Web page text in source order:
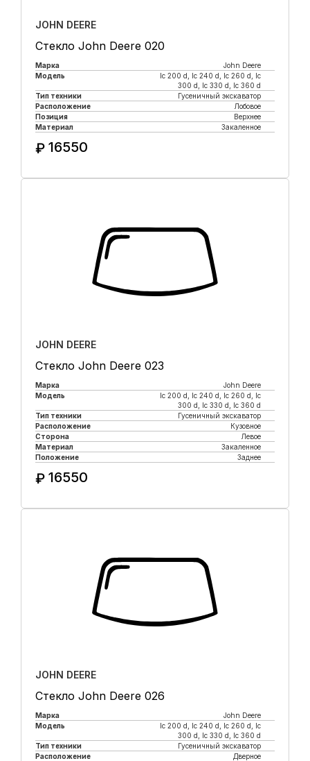
JOHN DEERE
Стекло John Deere 020
Марка
John Deere
Модель
lc 200 d, lc 240 d, lc 260 d, lc
300 d, lc 330 d, lc 360 d
Тип техники
Гусеничный экскаватор
Расположение
Лобовое
Позиция
Верхнее
Материал
Закаленное
₽ 16550
JOHN DEERE
Стекло John Deere 023
Марка
John Deere
Модель
lc 200 d, lc 240 d, lc 260 d, lc
300 d, lc 330 d, lc 360 d
Тип техники
Гусеничный экскаватор
Расположение
Кузовное
Сторона
Левое
Материал
Закаленное
Положение
Заднее
₽ 16550
JOHN DEERE
Стекло John Deere 026
Марка
John Deere
Модель
lc 200 d, lc 240 d, lc 260 d, lc
300 d, lc 330 d, lc 360 d
Тип техники
Гусеничный экскаватор
Расположение
Дверное